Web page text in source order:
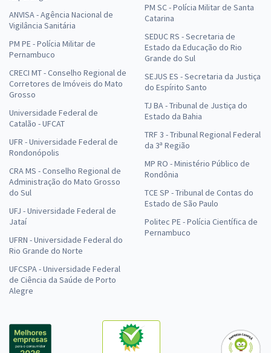
ANVISA - Agência Nacional de
Vigilância Sanitária
PM PE - Polícia Militar de
Pernambuco
CRECI MT - Conselho Regional de
Corretores de Imóveis do Mato
Grosso
Universidade Federal de
Catalão - UFCAT
UFR - Universidade Federal de
Rondonópolis
CRA MS - Conselho Regional de
Administração do Mato Grosso
do Sul
UFJ - Universidade Federal de
Jataí
UFRN - Universidade Federal do
Rio Grande do Norte
UFCSPA - Universidade Federal
de Ciência da Saúde de Porto
Alegre
PM SC - Polícia Militar de Santa
Catarina
SEDUC RS - Secretaria de
Estado da Educação do Rio
Grande do Sul
SEJUS ES - Secretaria da Justiça
do Espírito Santo
TJ BA - Tribunal de Justiça do
Estado da Bahia
TRF 3 - Tribunal Regional Federal
da 3ª Região
MP RO - Ministério Público de
Rondônia
TCE SP - Tribunal de Contas do
Estado de São Paulo
Politec PE - Polícia Científica de
Pernambuco